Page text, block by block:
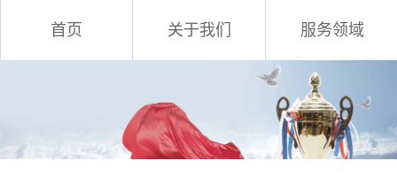
首页 关于我们 服务领域